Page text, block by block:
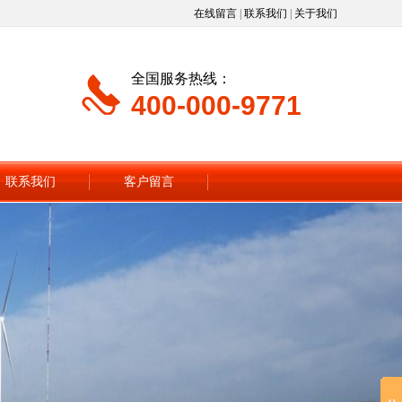
在线留言 联系我们 关于我们
全国服务热线：
400-000-9771
联系我们 客户留言